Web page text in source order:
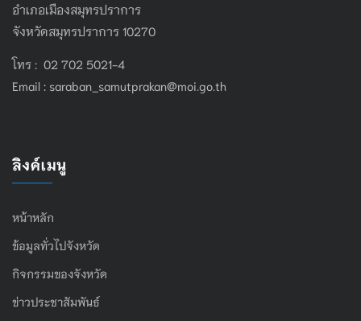
อำเภอเมืองสมุทรปราการ
จังหวัดสมุทรปราการ 10270
โทร : 02 702 5021-4
Email : saraban_samutprakan@moi.go.th
ลิงค์เมนู
หน้าหลัก
ข้อมูลทั่วไปจังหวัด
กิจกรรมของจังหวัด
ข่าวประชาสัมพันธ์